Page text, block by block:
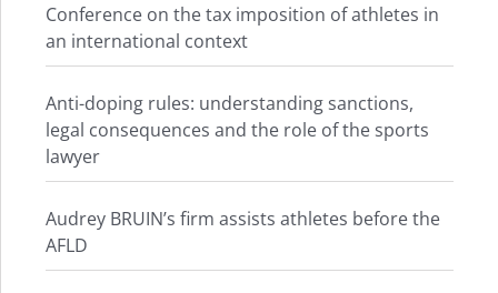
Conference on the tax imposition of athletes in
an international context
Anti-doping rules: understanding sanctions,
legal consequences and the role of the sports
lawyer
Audrey BRUIN’s firm assists athletes before the
AFLD